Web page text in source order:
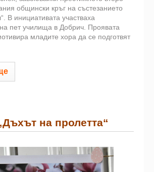
общински кръг на състезанието
В инициативата участваха
пет училища в Добрич. Проявата
младите хора да се подготвят
на пролетта“